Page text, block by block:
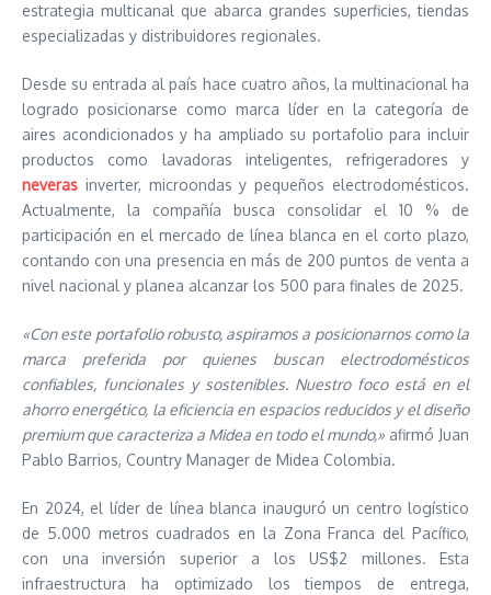
estrategia multicanal que abarca grandes superficies, tiendas
especializadas y distribuidores regionales.
Desde su entrada al país hace cuatro años, la multinacional ha
logrado posicionarse como marca líder en la categoría de
aires acondicionados y ha ampliado su portafolio para incluir
productos como lavadoras inteligentes, refrigeradores y
neveras inverter, microondas y pequeños electrodomésticos.
Actualmente, la compañía busca consolidar el 10 % de
participación en el mercado de línea blanca en el corto plazo,
contando con una presencia en más de 200 puntos de venta a
nivel nacional y planea alcanzar los 500 para finales de 2025.
«Con este portafolio robusto, aspiramos a posicionarnos como la
marca preferida por quienes buscan electrodomésticos
confiables, funcionales y sostenibles. Nuestro foco está en el
ahorro energético, la eficiencia en espacios reducidos y el diseño
premium que caracteriza a Midea en todo el mundo,» afirmó Juan
Pablo Barrios, Country Manager de Midea Colombia.
En 2024, el líder de línea blanca inauguró un centro logístico
de 5.000 metros cuadrados en la Zona Franca del Pacífico,
con una inversión superior a los US$2 millones. Esta
infraestructura ha optimizado los tiempos de entrega,